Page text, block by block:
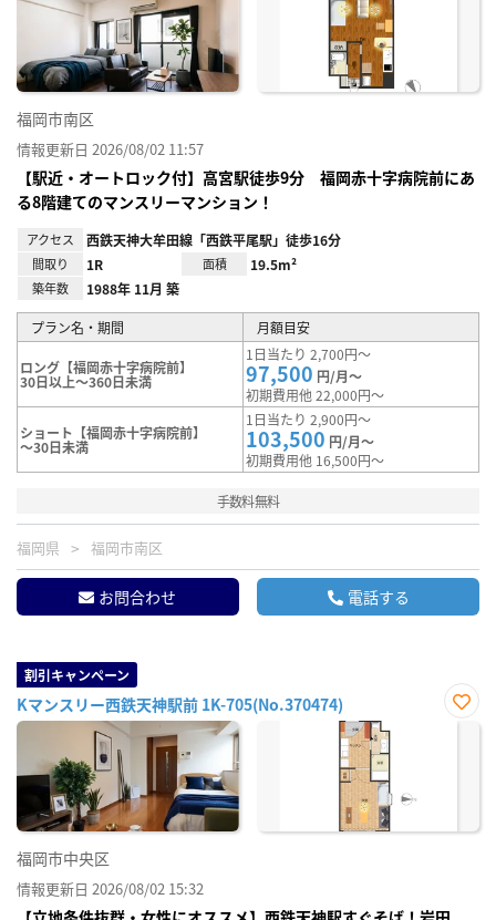
福岡市南区
情報更新日 2026/08/02 11:57
【駅近・オートロック付】高宮駅徒歩9分 福岡赤十字病院前にあ
る8階建てのマンスリーマンション！
アクセス 西鉄天神大牟田線「西鉄平尾駅」徒歩16分
間取り 1R 面積 19.5m²
築年数 1988年 11月 築
プラン名・期間 月額目安
ロング【福岡赤十字病院前】
30日以上～360日未満
1日当たり 2,700円～
97,500 円/月～
初期費用他 22,000円～
ショート【福岡赤十字病院前】
～30日未満
1日当たり 2,900円～
103,500 円/月～
初期費用他 16,500円～
手数料無料
福岡県 福岡市南区
お問合わせ 電話する
割引キャンペーン
Kマンスリー西鉄天神駅前 1K-705(No.370474)
お気
福岡市中央区
情報更新日 2026/08/02 15:32